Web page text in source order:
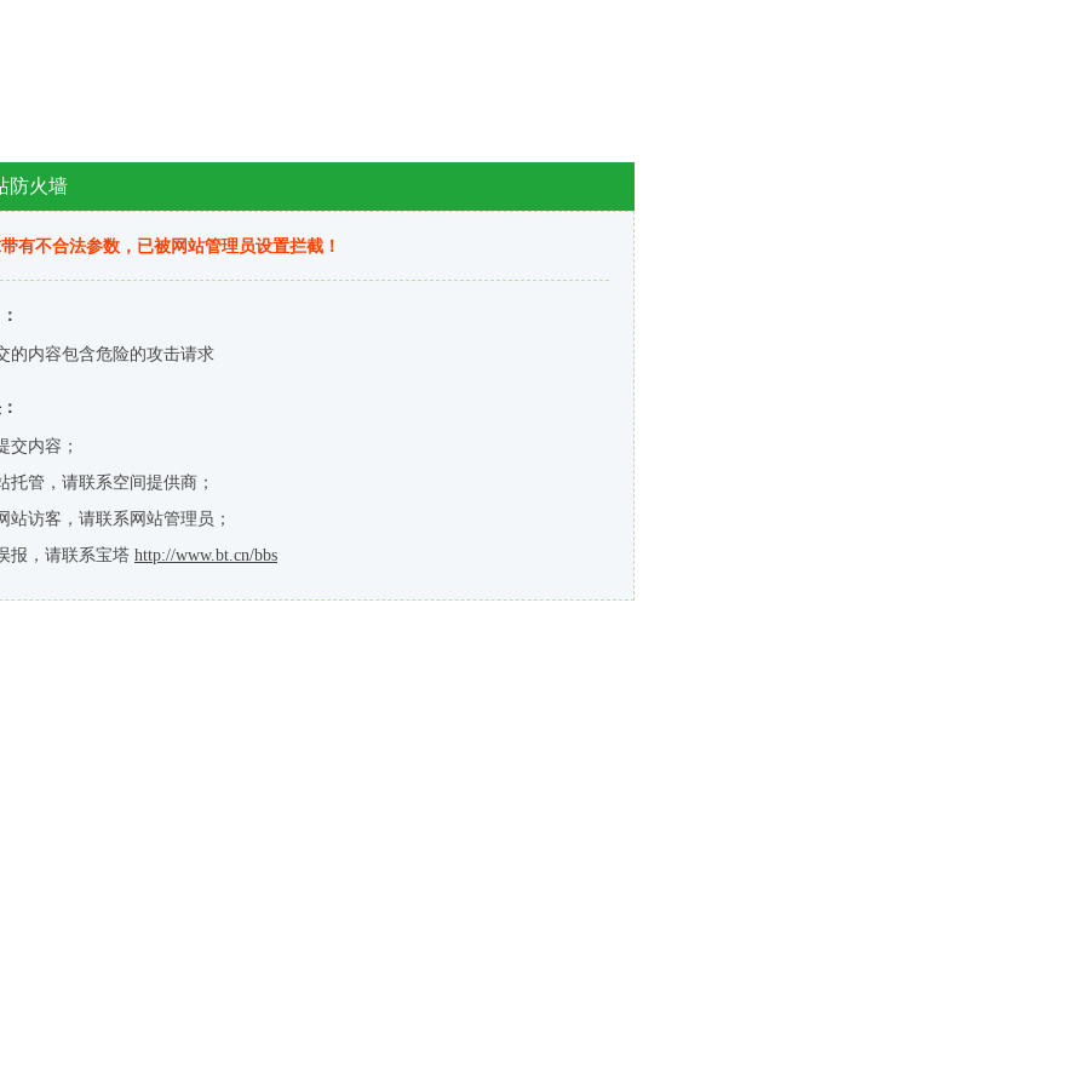
防火墙
有不合法参数，已被网站管理员设置拦截！
的内容包含危险的攻击请求
交内容；
托管，请联系空间提供商；
站访客，请联系网站管理员；
报，请联系宝塔 http://www.bt.cn/bbs